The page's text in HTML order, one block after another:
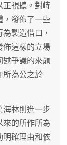
正視聽。對峙
，發佈了一些
製造借口，
佈這樣的立場
述爭議的來龍
所為公之於
海林則進一步
來的所作所為
明確理由和依